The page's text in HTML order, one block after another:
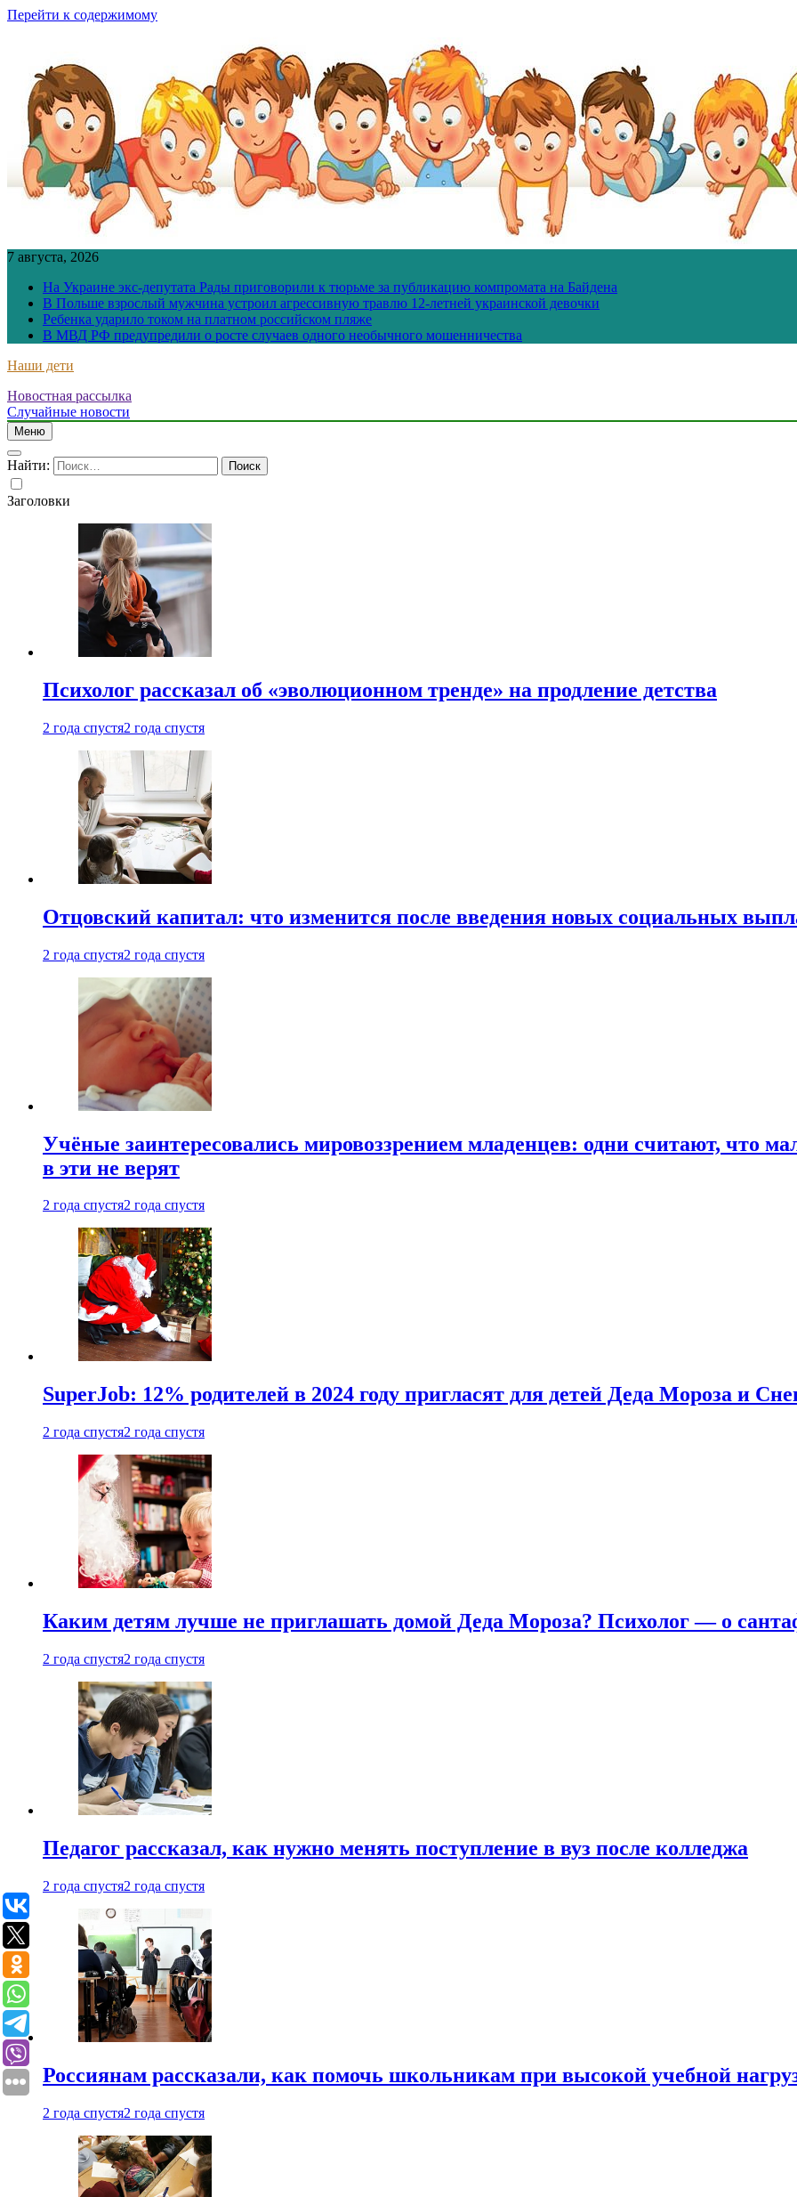
Перейти к содержимому
7 августа, 2026
На Украине экс-депутата Рады приговорили к тюрьме за публикацию компромата на Байдена
В Польше взрослый мужчина устроил агрессивную травлю 12-летней украинской девочки
Ребенка ударило током на платном российском пляже
В МВД РФ предупредили о росте случаев одного необычного мошенничества
Наши дети
Новостная рассылка
Случайные новости
Меню
Найти:
Заголовки
Психолог рассказал об «эволюционном тренде» на продление детства
2 года спустя2 года спустя
Отцовский капитал: что изменится после введения новых социальных
2 года спустя2 года спустя
Учёные заинтересовались мировоззрением младенцев: одни считают, что
в эти не верят
2 года спустя2 года спустя
SuperJob: 12% родителей в 2024 году пригласят для детей Деда Мороза и
2 года спустя2 года спустя
Каким детям лучше не приглашать домой Деда Мороза? Психолог — о
2 года спустя2 года спустя
Педагог рассказал, как нужно менять поступление в вуз после колледжа
2 года спустя2 года спустя
Россиянам рассказали, как помочь школьникам при высокой учебной
2 года спустя2 года спустя